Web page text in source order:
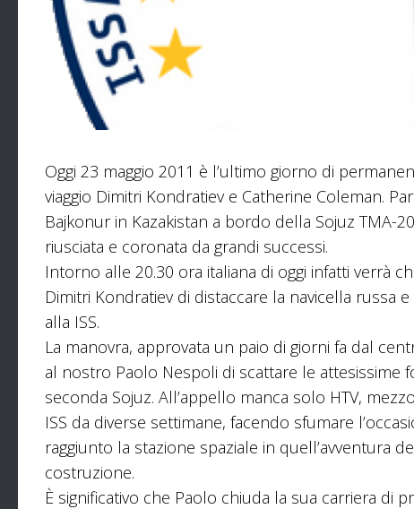
Oggi 23 maggio 2011 è l’ultimo giorno di
viaggio Dimitri Kondratiev e Catherine Coleman.
Bajkonur in Kazakistan a bordo della Sojuz
riusciata e coronata da grandi successi.
Intorno alle 20.30 ora italiana di oggi infatti verrà
Dimitri Kondratiev di distaccare la navicella
alla ISS.
La manovra, approvata un paio di giorni fa dal
al nostro Paolo Nespoli di scattare le attesissime
seconda Sojuz. All’appello manca solo HTV,
ISS da diverse settimane, facendo sfumare
raggiunto la stazione spaziale in quell’avventura
costruzione.
È significativo che Paolo chiuda la sua carriera